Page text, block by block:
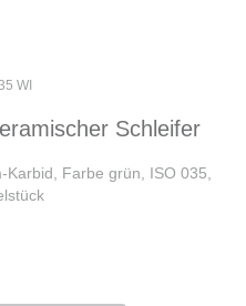
WI
Schleifer
Karbid, Farbe grün, ISO 035,